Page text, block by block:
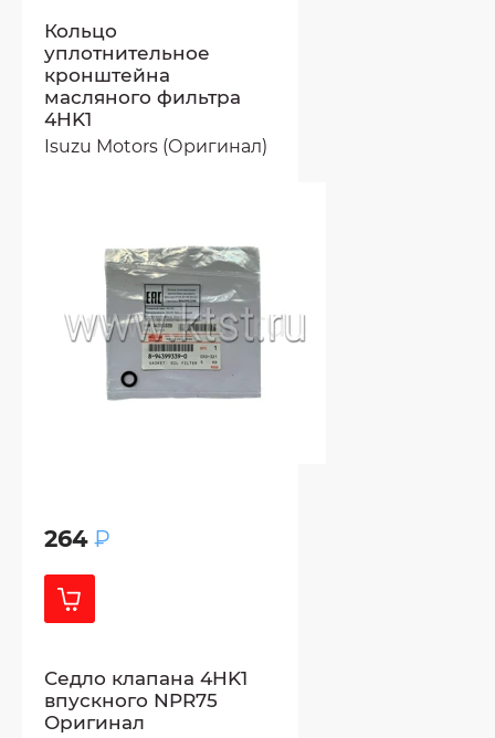
Кольцо
уплотнительное
кронштейна
масляного фильтра
4HK1
Isuzu Motors (Оригинал)
264 ₽
Седло клапана 4HK1
впускного NPR75
Оригинал